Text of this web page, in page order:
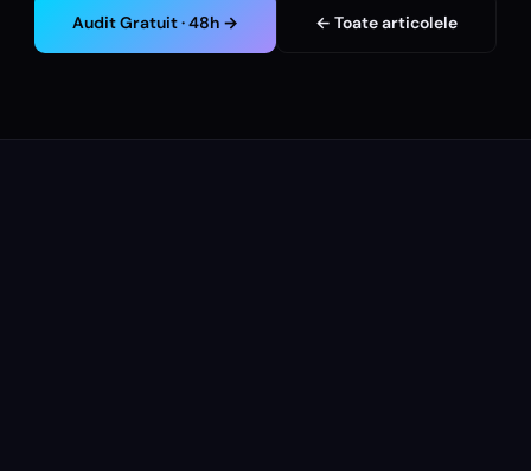
Audit Gratuit · 48h → ← Toate articolele